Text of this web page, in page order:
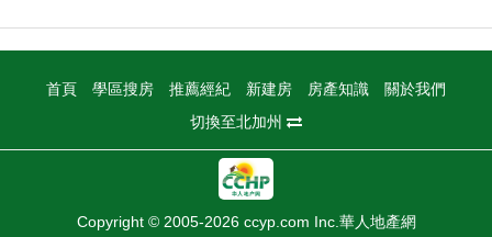
首頁 學區搜房 推薦經紀 新建房 房產知識
關於我們
切換至北加州
Copyright © 2005-2026 ccyp.com Inc.華人地產網